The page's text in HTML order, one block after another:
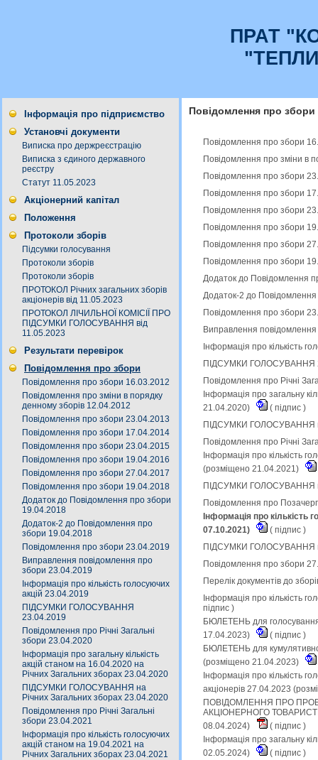
ПРАТ
Інформація про підприємство
Установчі документи
Виписка про держреєстрацію
Виписка з єдиного державного
реєстру
Статут 11.05.2023
Акціонерний капітал
Положення
Протоколи зборів
Підсумки голосування
Протоколи зборів
Протоколи зборів
ПРОТОКОЛ Річних загальних зборів
акціонерів від 11.05.2023
ПРОТОКОЛ ЛІЧИЛЬНОЇ КОМІСІЇ ПРО
ПІДСУМКИ ГОЛОСУВАННЯ від
11.05.2023
Результати перевірок
Повідомлення про збори
Повідомлення про збори 16.03.2012
Повідомлення про зміни в порядку
денному зборів 12.04.2012
Повідомлення про збори 23.04.2013
Повідомлення про збори 17.04.2014
Повідомлення про збори 23.04.2015
Повідомлення про збори 19.04.2016
Повідомлення про збори 27.04.2017
Повідомлення про збори 19.04.2018
Додаток до Повідомлення про збори
19.04.2018
Додаток-2 до Повідомлення про
збори 19.04.2018
Повідомлення про збори 23.04.2019
Виправлення повідомлення про
збори 23.04.2019
Інформація про кількість голосуючих
акцій 23.04.2019
ПІДСУМКИ ГОЛОСУВАННЯ
23.04.2019
Повідомлення про Річні Загальні
збори 23.04.2020
Інформація про загальну кількість
акцій станом на 16.04.2020 на
Річних Загальних зборах 23.04.2020
ПІДСУМКИ ГОЛОСУВАННЯ на
Річних Загальних зборах 23.04.2020
Повідомлення про Річні Загальні
збори 23.04.2021
Інформація про кількість голосуючих
акцій станом на 19.04.2021 на
Річних Загальних зборах 23.04.2021
Повідомлення про збори
Повідомлення про збори
Повідомлення про зміни в
Повідомлення про збори
Повідомлення про збори
Повідомлення про збори
Повідомлення про збори
Повідомлення про збори
Повідомлення про збори
Додаток до Повідомлення
Додаток-2 до
Повідомлення про збори
Виправлення
Інформація про кількість
ПІДСУМКИ ГОЛОСУВАННЯ
Повідомлення про Річні
Інформація про загальну
21.04.2020)
( підпис )
ПІДСУМКИ ГОЛОСУВАННЯ
Повідомлення про Річні
Інформація про кількість
(розміщено 21.04.2021)
ПІДСУМКИ ГОЛОСУВАННЯ
Повідомлення про
Інформація про кількість
07.10.2021)
( підпис )
ПІДСУМКИ ГОЛОСУВАННЯ на
Повідомлення про збори
Перелік документів до
Інформація про кількість
підпис )
БЮЛЕТЕНЬ для голосування
17.04.2023)
( підпис )
БЮЛЕТЕНЬ для
(розміщено 21.04.2023)
Інформація про кількість
акціонерів 27.04.2023
ПОВІДОМЛЕННЯ ПРО
АКЦІОНЕРНОГО
08.04.2024)
( підпис )
Інформація про загальну
02.05.2024)
( підпис )